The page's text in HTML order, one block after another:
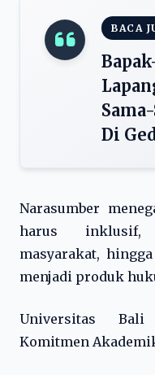
BACA
Di
Narasumber
harus inklusif,
masyarakat,
menjadi produk
Universitas Bali
Komitmen